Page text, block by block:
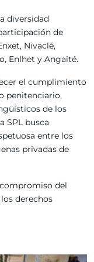
diversidad
de
Nivaclé,
Enlhet y Angaité.
el cumplimiento
penitenciario,
de los
SPL busca
entre los
privadas de
del
derechos